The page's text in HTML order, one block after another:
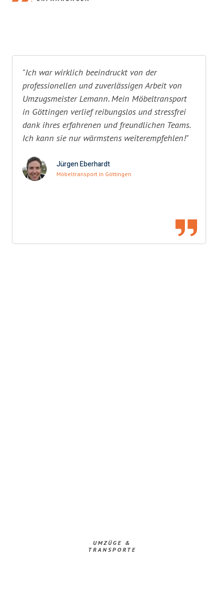
"Ich war wirklich beeindruckt von der
professionellen und zuverlässigen Arbeit von
Umzugsmeister Lemann. Mein Möbeltransport
in Göttingen verlief reibungslos und stressfrei
dank ihres erfahrenen und freundlichen Teams.
Ich kann sie nur wärmstens weiterempfehlen!"
Jürgen Eberhardt
Möbeltransport in Göttingen
UMZÜGE &
TRANSPORTE